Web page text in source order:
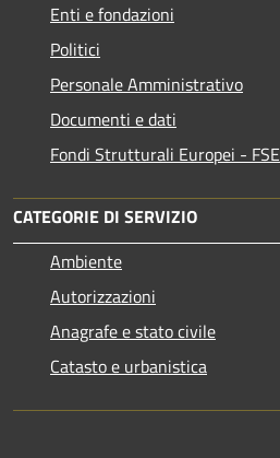
Enti e fondazioni
Politici
Personale Amministrativo
Documenti e dati
Fondi Strutturali Europei - FSE
CATEGORIE DI SERVIZIO
Ambiente
Autorizzazioni
Anagrafe e stato civile
Catasto e urbanistica